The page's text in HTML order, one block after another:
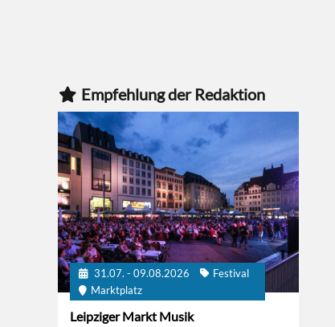
Empfehlung der Redaktion
31.07. - 09.08.2026
Festival
Marktplatz
Leipziger Markt Musik